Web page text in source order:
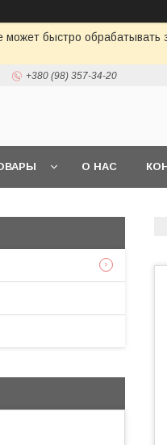
может быстро
+380 (98) 357-34-20
О НАС